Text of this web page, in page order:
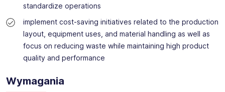
standardize operations
implement cost-saving initiatives related to the production
layout, equipment uses, and material handling as well as
focus on reducing waste while maintaining high product
quality and performance
Wymagania